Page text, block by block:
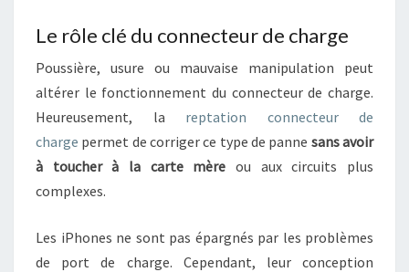
N
E
:
Q
I
Le rôle clé du connecteur de charge
Poussière, usure ou mauvaise manipulation peut
altérer le fonctionnement du connecteur de charge.
Heureusement, la reptation connecteur de
charge permet de corriger ce type de panne sans avoir
à toucher à la carte mère ou aux circuits plus
complexes.
Les iPhones ne sont pas épargnés par les problèmes
de port de charge. Cependant, leur conception